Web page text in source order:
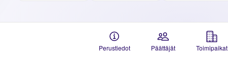
Perustiedot Päättäjät Toimipaikat